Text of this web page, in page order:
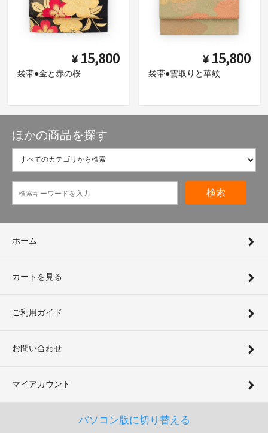
¥ 15,800
袋帯●金と赤の桜
¥ 15,800
袋帯●雲取りと華紋
ほかの商品を探す
検索
ホーム
カートを見る
ご利用ガイド
お問い合わせ
マイアカウント
パソコン版に切り替える